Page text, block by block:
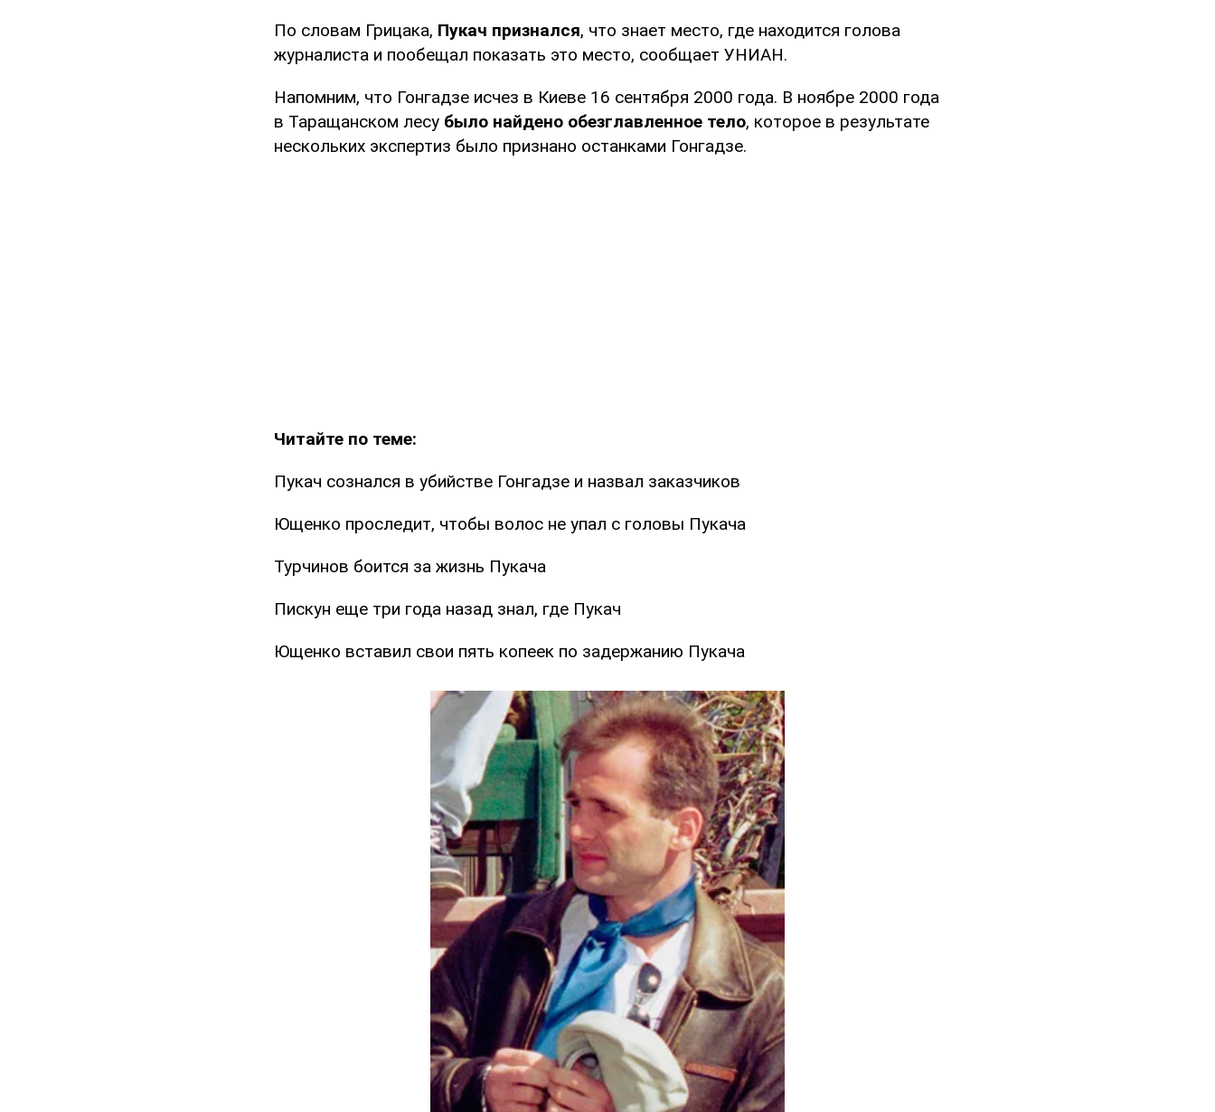
По словам Грицака, Пукач признался, что знает место, где находится голова
журналиста и пообещал показать это место, сообщает УНИАН.
Напомним, что Гонгадзе исчез в Киеве 16 сентября 2000 года. В ноябре 2000 года
в Таращанском лесу было найдено обезглавленное тело, которое в результате
нескольких экспертиз было признано останками Гонгадзе.
Читайте по теме:
Пукач сознался в убийстве Гонгадзе и назвал заказчиков
Ющенко проследит, чтобы волос не упал с головы Пукача
Турчинов боится за жизнь Пукача
Пискун еще три года назад знал, где Пукач
Ющенко вставил свои пять копеек по задержанию Пукача